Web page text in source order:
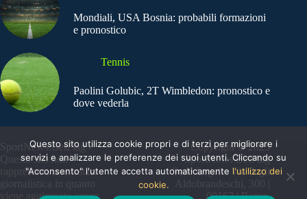
Mondiali, USA Bosnia: probabili formazioni
e pronostico
Tennis
Paolini Golubic, 2T Wimbledon: pronostico e
dove vederla
SportNews.BetFlag -
Questo sito non
rappresenta una testata
giornalistica in quanto
viene aggiornato senza
Copyright © 2025
SportNews BetFlag
Sede Legale: Via degli
Aldobrandeschi, 300 |
00163 | Roma
Questo sito utilizza cookie propri e di terzi per migliorare i
servizi e analizzare le preferenze dei suoi utenti. Cliccando su
"Acconsento" l'utente accetta automaticamente l'utilizzo dei
cookie.